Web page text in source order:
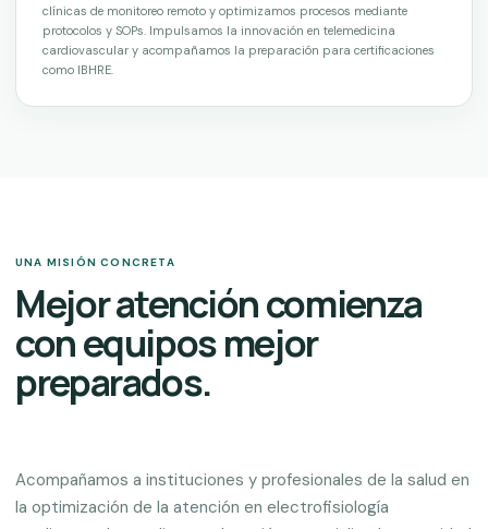
clínicas de monitoreo remoto y optimizamos procesos mediante
protocolos y SOPs. Impulsamos la innovación en telemedicina
cardiovascular y acompañamos la preparación para certificaciones
como IBHRE.
UNA MISIÓN CONCRETA
Mejor atención comienza
con equipos mejor
preparados.
Acompañamos a instituciones y profesionales de la salud en
la optimización de la atención en electrofisiología